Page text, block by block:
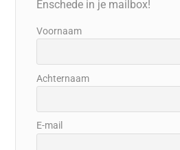
Enschede in je mailbox!
Voornaam
Achternaam
E-mail